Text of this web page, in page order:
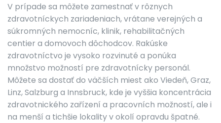
V prípade sa môžete zamestnať v rôznych
zdravotníckych zariadeniach, vrátane verejných a
súkromných nemocníc, klinik, rehabilitačných
centier a domovoch dôchodcov. Rakúske
zdravotníctvo je vysoko rozvinuté a ponúka
množstvo možností pre zdravotnícky personál.
Môžete sa dostať do väčších miest ako Viedeň, Graz,
Linz, Salzburg a Innsbruck, kde je vyššia koncentrácia
zdravotnického zařízení a pracovních možností, ale i
na menší a tichšie lokality v okolí opravdu špatné.